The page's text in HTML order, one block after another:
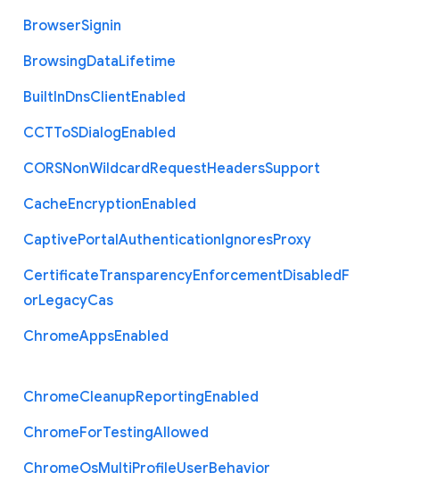
BrowserSignin
BrowsingDataLifetime
BuiltInDnsClientEnabled
CCTToSDialogEnabled
CORSNonWildcardRequestHeadersSupport
CacheEncryptionEnabled
CaptivePortalAuthenticationIgnoresProxy
CertificateTransparencyEnforcementDisabledF
orLegacyCas
ChromeAppsEnabled
ChromeCleanupReportingEnabled
ChromeForTestingAllowed
ChromeOsMultiProfileUserBehavior